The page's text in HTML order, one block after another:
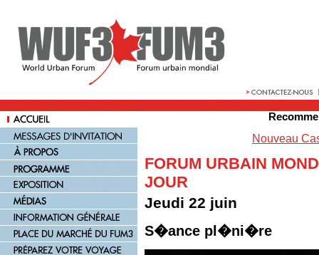
Nouveau
FORUM URBAIN
JOUR
Jeudi 22 juin
S�ance pl�ni�re